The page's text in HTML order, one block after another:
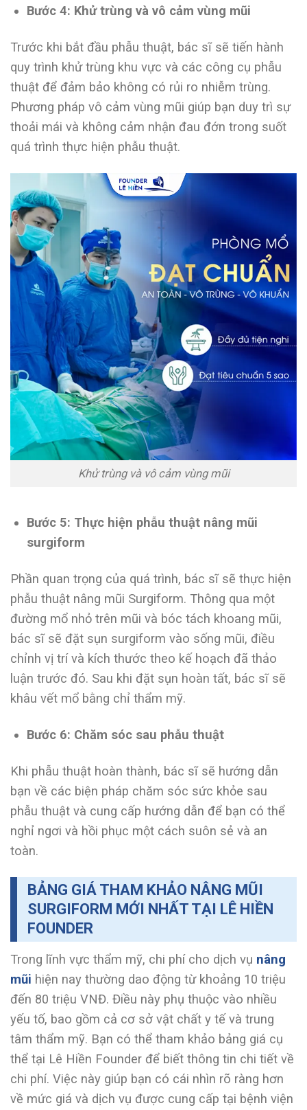
Bước 4: Khử trùng và vô cảm vùng mũi
Trước khi bắt đầu phẫu thuật, bác sĩ sẽ tiến hành
quy trình khử trùng khu vực và các công cụ phẫu
thuật để đảm bảo không có rủi ro nhiễm trùng.
Phương pháp vô cảm vùng mũi giúp bạn duy trì sự
thoải mái và không cảm nhận đau đớn trong suốt
quá trình thực hiện phẫu thuật.
Khử trùng và vô cảm vùng mũi
Bước 5: Thực hiện phẫu thuật nâng mũi
surgiform
Phần quan trọng của quá trình, bác sĩ sẽ thực hiện
phẫu thuật nâng mũi Surgiform. Thông qua một
đường mổ nhỏ trên mũi và bóc tách khoang mũi,
bác sĩ sẽ đặt sụn surgiform vào sống mũi, điều
chỉnh vị trí và kích thước theo kế hoạch đã thảo
luận trước đó. Sau khi đặt sụn hoàn tất, bác sĩ sẽ
khâu vết mổ bằng chỉ thẩm mỹ.
Bước 6: Chăm sóc sau phẫu thuật
Khi phẫu thuật hoàn thành, bác sĩ sẽ hướng dẫn
bạn về các biện pháp chăm sóc sức khỏe sau
phẫu thuật và cung cấp hướng dẫn để bạn có thể
nghỉ ngơi và hồi phục một cách suôn sẻ và an
toàn.
BẢNG GIÁ THAM KHẢO NÂNG MŨI
SURGIFORM MỚI NHẤT TẠI LÊ HIỀN
FOUNDER
Trong lĩnh vực thẩm mỹ, chi phí cho dịch vụ nâng
mũi hiện nay thường dao động từ khoảng 10 triệu
đến 80 triệu VNĐ. Điều này phụ thuộc vào nhiều
yếu tố, bao gồm cả cơ sở vật chất y tế và trung
tâm thẩm mỹ. Bạn có thể tham khảo bảng giá cụ
thể tại Lê Hiền Founder để biết thông tin chi tiết về
chi phí. Việc này giúp bạn có cái nhìn rõ ràng hơn
về mức giá và dịch vụ được cung cấp tại bệnh viện